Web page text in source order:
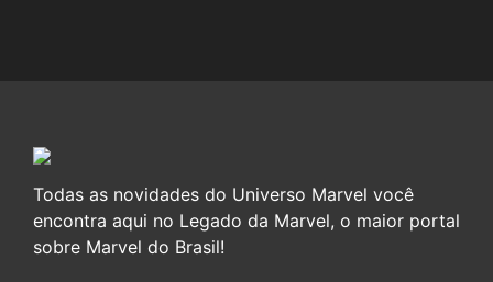
Todas as novidades do Universo Marvel você
encontra aqui no Legado da Marvel, o maior portal
sobre Marvel do Brasil!